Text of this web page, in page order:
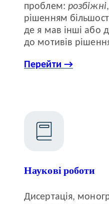
проблем: розбіжні
рішенням
де я мав інші або
до мотивів
Перейти →
Наукові роботи
Дисертація,